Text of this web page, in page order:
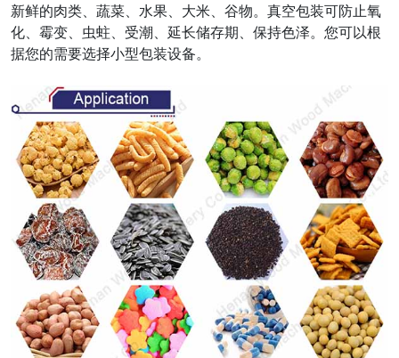
新鲜的肉类、蔬菜、水果、大米、谷物。真空包装可防止氧
化、霉变、虫蛀、受潮、延长储存期、保持色泽。您可以根
据您的需要选择小型包装设备。